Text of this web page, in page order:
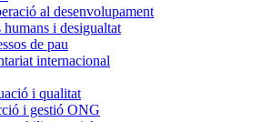
al desenvolupament
humans i desigualtat
de pau
internacional
i qualitat
i gestió ONG